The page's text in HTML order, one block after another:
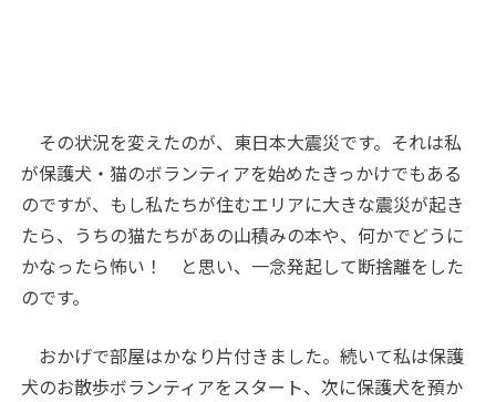
その状況を変えたのが、東日本大震災です。それは私
が保護犬・猫のボランティアを始めたきっかけでもある
のですが、もし私たちが住むエリアに大きな震災が起き
たら、うちの猫たちがあの山積みの本や、何かでどうに
かなったら怖い！ と思い、一念発起して断捨離をした
のです。
おかげで部屋はかなり片付きました。続いて私は保護
犬のお散歩ボランティアをスタート、次に保護犬を預か